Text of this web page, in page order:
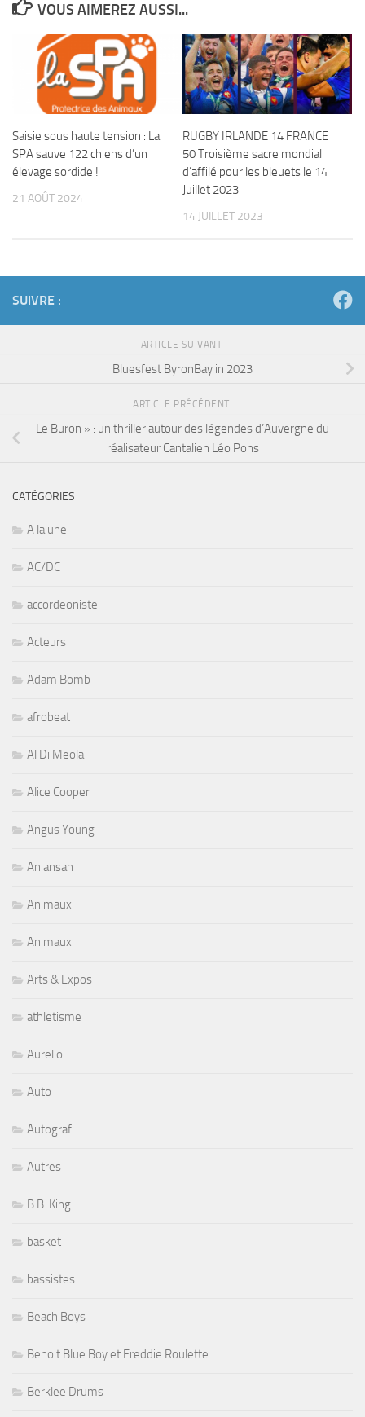
VOUS AIMEREZ AUSSI...
Saisie sous haute tension : La
SPA sauve 122 chiens d’un
élevage sordide !
21 AOÛT 2024
RUGBY IRLANDE 14 FRANCE
50 Troisième sacre mondial
d’affilé pour les bleuets le 14
Juillet 2023
14 JUILLET 2023
SUIVRE :
ARTICLE SUIVANT
Bluesfest ByronBay in 2023
ARTICLE PRÉCÉDENT
Le Buron » : un thriller autour des légendes d’Auvergne du
réalisateur Cantalien Léo Pons
CATÉGORIES
A la une
AC/DC
accordeoniste
Acteurs
Adam Bomb
afrobeat
Al Di Meola
Alice Cooper
Angus Young
Aniansah
Animaux
Animaux
Arts & Expos
athletisme
Aurelio
Auto
Autograf
Autres
B.B. King
basket
bassistes
Beach Boys
Benoit Blue Boy et Freddie Roulette
Berklee Drums